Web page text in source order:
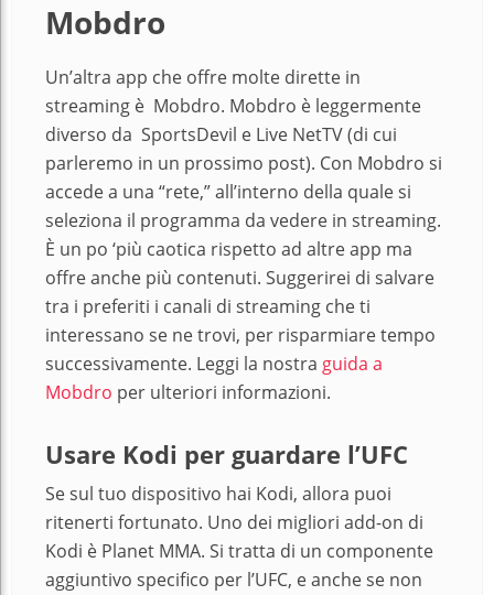
Mobdro
Un’altra app che offre molte dirette in
streaming è Mobdro. Mobdro è leggermente
diverso da SportsDevil e Live NetTV (di cui
parleremo in un prossimo post). Con Mobdro si
accede a una “rete,” all’interno della quale si
seleziona il programma da vedere in streaming.
È un po ‘più caotica rispetto ad altre app ma
offre anche più contenuti. Suggerirei di salvare
tra i preferiti i canali di streaming che ti
interessano se ne trovi, per risparmiare tempo
successivamente. Leggi la nostra guida a
Mobdro per ulteriori informazioni.
Usare Kodi per guardare l’UFC
Se sul tuo dispositivo hai Kodi, allora puoi
ritenerti fortunato. Uno dei migliori add-on di
Kodi è Planet MMA. Si tratta di un componente
aggiuntivo specifico per l’UFC, e anche se non